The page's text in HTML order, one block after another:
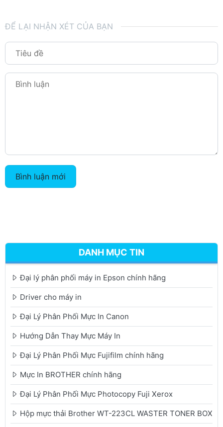
ĐỂ LẠI NHẬN XÉT CỦA BẠN
Bình luận mới
DANH MỤC TIN
Đại lý phân phối máy in Epson chính hãng
Driver cho máy in
Đại Lý Phân Phối Mực In Canon
Hướng Dẫn Thay Mực Máy In
Đại Lý Phân Phối Mực Fujifilm chính hãng
Mực In BROTHER chính hãng
Đại Lý Phân Phối Mực Photocopy Fuji Xerox
Hộp mực thải Brother WT-223CL WASTER TONER BOX